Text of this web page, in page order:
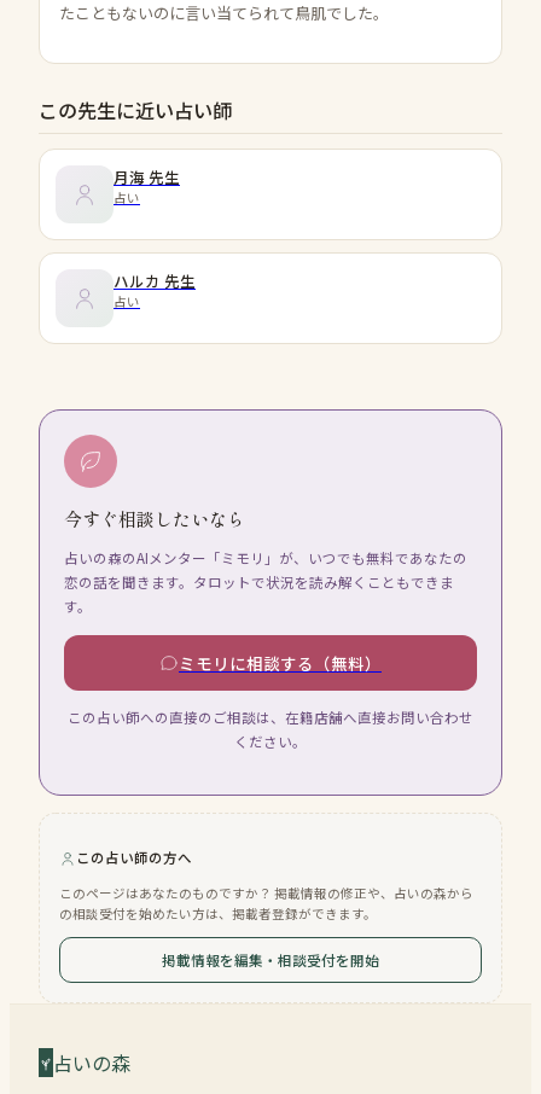
たこともないのに言い当てられて鳥肌でした。
この先生に近い占い師
月海 先生
占い
ハルカ 先生
占い
今すぐ相談したいなら
占いの森のAIメンター「ミモリ」が、いつでも無料であなたの
恋の話を聞きます。タロットで状況を読み解くこともできま
す。
ミモリに相談する（無料）
この占い師への直接のご相談は、在籍店舗へ直接お問い合わせ
ください。
この占い師の方へ
このページはあなたのものですか？ 掲載情報の修正や、占いの森から
の相談受付を始めたい方は、掲載者登録ができます。
掲載情報を編集・相談受付を開始
占いの森